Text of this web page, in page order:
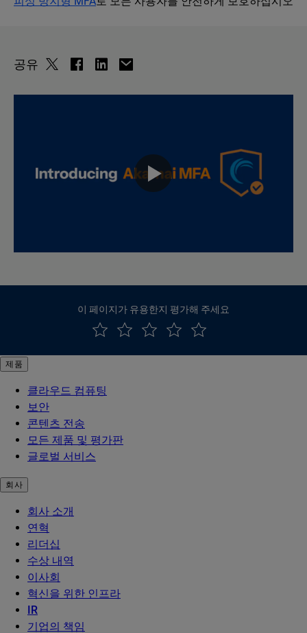
공유
이 페이지가 유용한지 평가해 주세요
제품
클라우드 컴퓨팅
보안
콘텐츠 전송
모든 제품 및 평가판
글로벌 서비스
회사
회사 소개
연혁
리더십
수상 내역
이사회
혁신을 위한 인프라
IR
기업의 책임